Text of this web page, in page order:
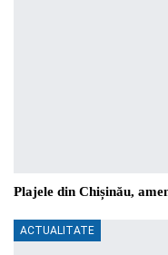
Plajele din Chișinău,
ACTUALITATE